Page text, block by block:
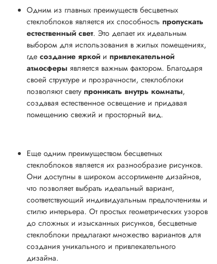
Одним из главных преимуществ бесцветных
стеклоблоков является их способность пропускать
естественный свет. Это делает их идеальным
выбором для использования в жилых помещениях,
где создание яркой и привлекательной
атмосферы является важным фактором. Благодаря
своей структуре и прозрачности, стеклоблоки
позволяют свету проникать внутрь комнаты,
создавая естественное освещение и придавая
помещению свежий и просторный вид.
Еще одним преимуществом бесцветных
стеклоблоков является их разнообразие рисунков.
Они доступны в широком ассортименте дизайнов,
что позволяет выбрать идеальный вариант,
соответствующий индивидуальным предпочтениям и
стилю интерьера. От простых геометрических узоров
до сложных и изысканных рисунков, бесцветные
стеклоблоки предлагают множество вариантов для
создания уникального и привлекательного
дизайна.